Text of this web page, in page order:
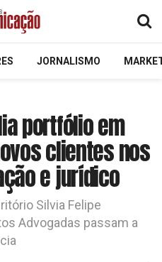
JORNALISMO
portfólio em
clientes nos
e jurídico
Silvia Felipe
Advogadas passam a